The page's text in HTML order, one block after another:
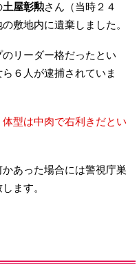
土屋彰勲さん（当時２４
敷地内に遺棄しました。
リーダー格だったとい
６人が逮捕されていま
型は中肉で右利きだとい
あった場合には警視庁巣
ます。